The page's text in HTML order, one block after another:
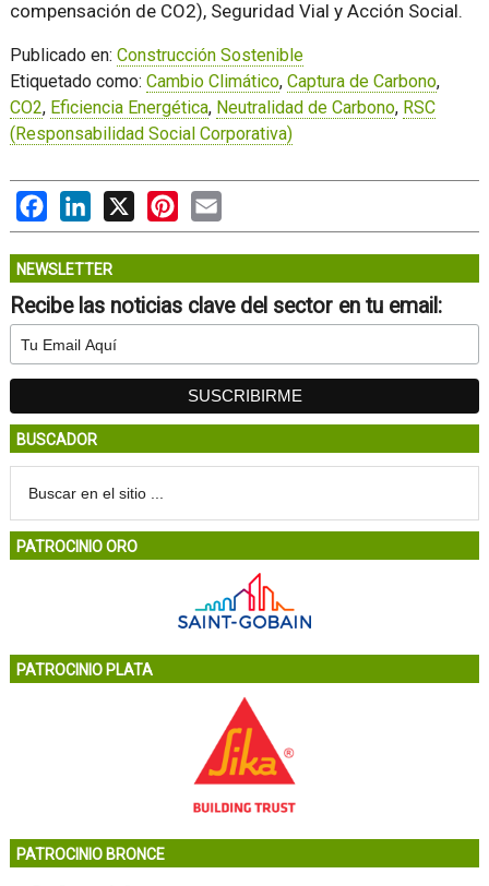
compensación de CO2), Seguridad Vial y Acción Social.
Publicado en: Construcción Sostenible
Etiquetado como: Cambio Climático, Captura de Carbono,
CO2, Eficiencia Energética, Neutralidad de Carbono, RSC
(Responsabilidad Social Corporativa)
FacebookLinkedIn
X PinterestEmail
NEWSLETTER
Recibe las noticias clave del sector en tu email:
BUSCADOR
PATROCINIO ORO
PATROCINIO PLATA
PATROCINIO BRONCE